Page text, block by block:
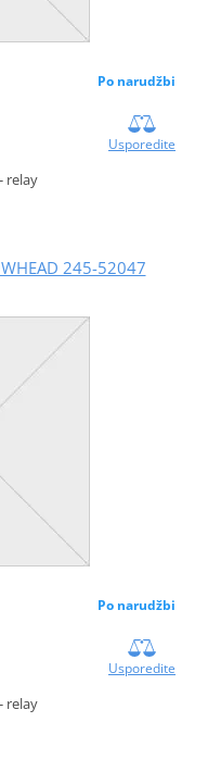
Po narudžbi
Usporedite
relay
245-52047
Po narudžbi
Usporedite
relay